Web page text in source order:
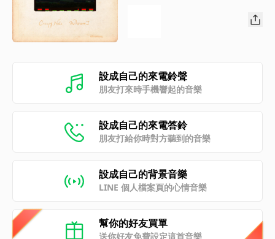
設成自己的來電鈴聲
朋友打來時手機響起的音樂
設成自己的來電答鈴
朋友打給你時對方聽到的音樂
設成自己的背景音樂
LINE 個人檔案頁的心情音樂
幫你的好友買單
送你好友免費設定這首音樂